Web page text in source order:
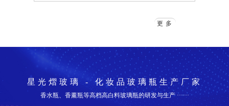
更多
星光熠玻璃 - 化妆品玻璃瓶生产厂家
香水瓶、香薰瓶等高档高白料玻璃瓶的研发与生产 ······